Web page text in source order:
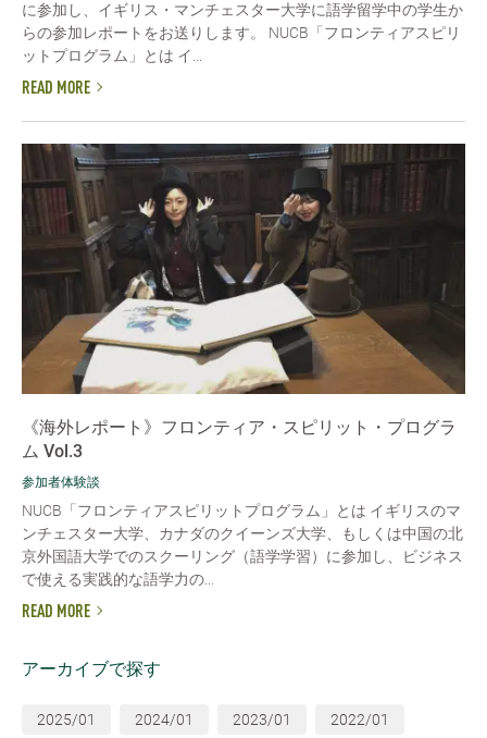
に参加し、イギリス・マンチェスター大学に語学留学中の学生か
らの参加レポートをお送りします。 NUCB「フロンティアスピリ
ットプログラム」とは イ...
READ MORE
《海外レポート》フロンティア・スピリット・プログラ
ム Vol.3
参加者体験談
NUCB「フロンティアスピリットプログラム」とは イギリスのマ
ンチェスター大学、カナダのクイーンズ大学、もしくは中国の北
京外国語大学でのスクーリング（語学学習）に参加し、ビジネス
で使える実践的な語学力の...
READ MORE
アーカイブで探す
2025/01 2024/01 2023/01 2022/01